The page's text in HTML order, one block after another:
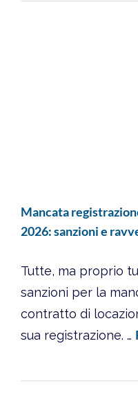
Mancata
2026: sanzioni e
Tutte, ma proprio
sanzioni per la
contratto di
sua registrazione. …